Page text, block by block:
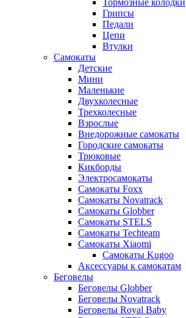
Тормозные колодки
Грипсы
Педали
Цепи
Втулки
Самокаты
Детские
Мини
Маленькие
Двухколесные
Трехколесные
Взрослые
Внедорожные самокаты
Городские самокаты
Трюковые
Кикборды
Электросамокаты
Самокаты Foxx
Самокаты Novatrack
Самокаты Globber
Самокаты STELS
Самокаты Techteam
Самокаты Xiaomi
Самокаты Kugoo
Аксессуары к самокатам
Беговелы
Беговелы Globber
Беговелы Novatrack
Беговелы Royal Baby